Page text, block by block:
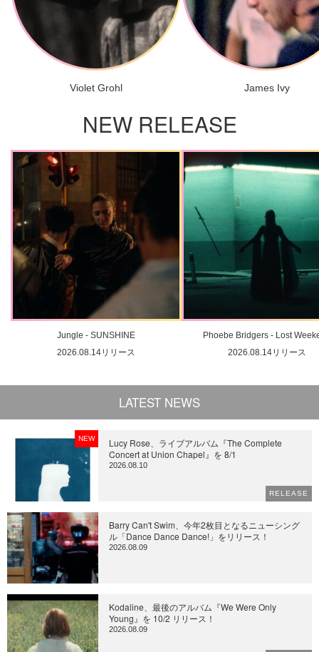
Violet Grohl James Ivy
NEW RELEASE
Jungle - SUNSHINE
2026.08.14リリース
Phoebe Bridgers - Lost
2026.08.14リリース
LATEST NEWS
NEW
Lucy Rose、ライブアルバム『The Complete
Concert at Union Chapel』を 8/1
2026.08.10
RELEASE
Barry Can't Swim、今年2枚目となるニューシング
ル「Dance Dance Dance!」をリリース！
2026.08.09
Kodaline、最後のアルバム『We Were Only
Young』を 10/2 リリース！
2026.08.09